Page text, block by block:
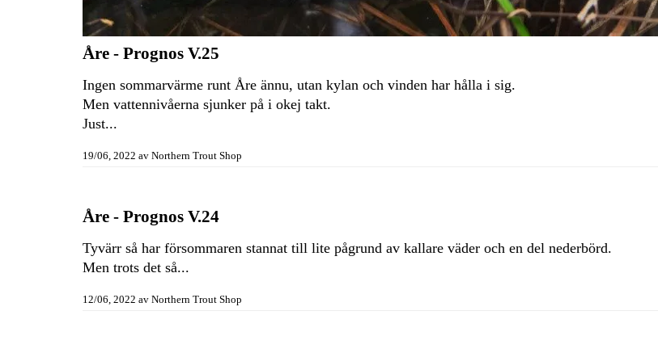
Åre - Prognos V.25
Ingen sommarvärme runt Åre ännu, utan kylan och vinden har hålla i sig.
Men vattennivåerna sjunker på i okej takt.
Just...
19/06, 2022 av Northern Trout Shop
Åre - Prognos V.24
Tyvärr så har försommaren stannat till lite pågrund av kallare väder och en del nederbörd.
Men trots det så...
12/06, 2022 av Northern Trout Shop